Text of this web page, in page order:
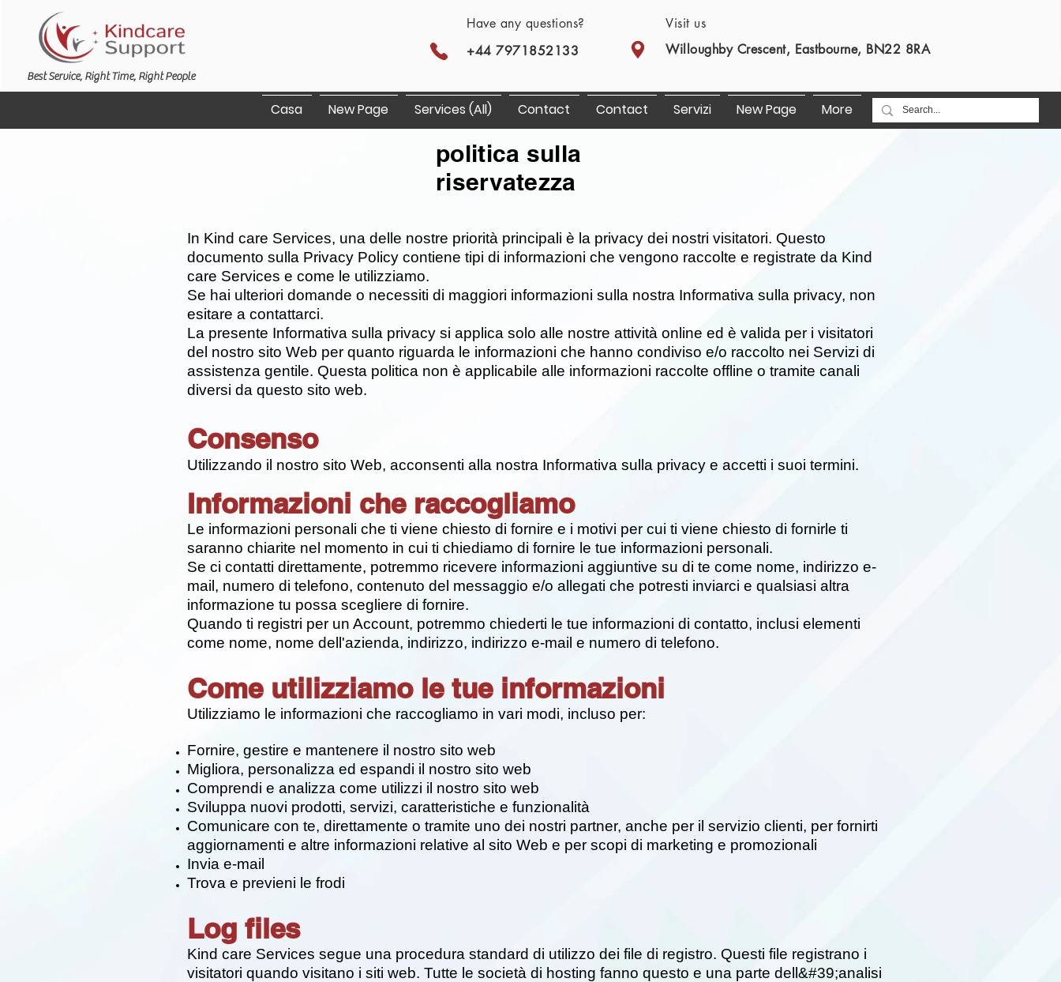
Best Service, Right Time, Right People
Visit us
Have any questions?
Willoughby Crescent, Eastbourne, BN22 8RA
+44 7971852133
Casa New Page Services (All) Contact Contact Servizi New Page More
politica sulla
riservatezza
In Kind care Services, una delle nostre priorità principali è la privacy dei nostri visitatori. Questo
documento sulla Privacy Policy contiene tipi di informazioni che vengono raccolte e registrate da Kind
care Services e come le utilizziamo.
Se hai ulteriori domande o necessiti di maggiori informazioni sulla nostra Informativa sulla privacy, non
esitare a contattarci.
La presente Informativa sulla privacy si applica solo alle nostre attività online ed è valida per i visitatori
del nostro sito Web per quanto riguarda le informazioni che hanno condiviso e/o raccolto nei Servizi di
assistenza gentile. Questa politica non è applicabile alle informazioni raccolte offline o tramite canali
diversi da questo sito web.
Consenso
Utilizzando il nostro sito Web, acconsenti alla nostra Informativa sulla privacy e accetti i suoi termini.
Informazioni che raccogliamo
Le informazioni personali che ti viene chiesto di fornire e i motivi per cui ti viene chiesto di fornirle ti
saranno chiarite nel momento in cui ti chiediamo di fornire le tue informazioni personali.
Se ci contatti direttamente, potremmo ricevere informazioni aggiuntive su di te come nome, indirizzo e-
mail, numero di telefono, contenuto del messaggio e/o allegati che potresti inviarci e qualsiasi altra
informazione tu possa scegliere di fornire.
Quando ti registri per un Account, potremmo chiederti le tue informazioni di contatto, inclusi elementi
come nome, nome dell'azienda, indirizzo, indirizzo e-mail e numero di telefono.
Come utilizziamo le tue informazioni
Utilizziamo le informazioni che raccogliamo in vari modi, incluso per:
Fornire, gestire e mantenere il nostro sito web
Migliora, personalizza ed espandi il nostro sito web
Comprendi e analizza come utilizzi il nostro sito web
Sviluppa nuovi prodotti, servizi, caratteristiche e funzionalità
Comunicare con te, direttamente o tramite uno dei nostri partner, anche per il servizio clienti, per fornirti
aggiornamenti e altre informazioni relative al sito Web e per scopi di marketing e promozionali
Invia e-mail
Trova e previeni le frodi
Log files
Kind care Services segue una procedura standard di utilizzo dei file di registro. Questi file registrano i
visitatori quando visitano i siti web. Tutte le società di hosting fanno questo e una parte dell&#39;analisi